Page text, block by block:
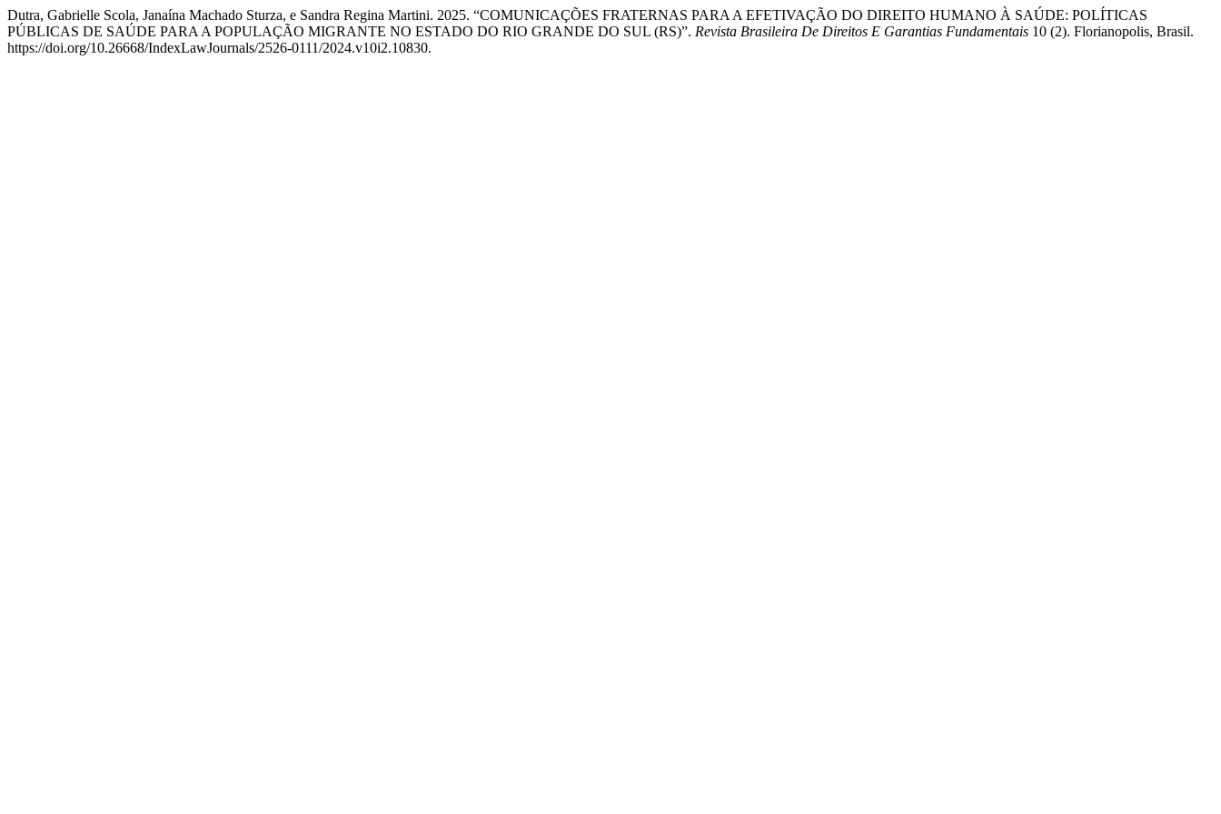
Dutra, Gabrielle Scola, Janaína Machado Sturza, e Sandra Regina Martini. 2025. “COMUNICAÇÕES FRATERNAS PARA A EFETIVAÇÃO DO DIREITO HUMANO À SAÚDE: POLÍTICAS
PÚBLICAS DE SAÚDE PARA A POPULAÇÃO MIGRANTE NO ESTADO DO RIO GRANDE DO SUL (RS)”. Revista Brasileira De Direitos E Garantias Fundamentais 10 (2). Florianopolis, Brasil.
https://doi.org/10.26668/IndexLawJournals/2526-0111/2024.v10i2.10830.